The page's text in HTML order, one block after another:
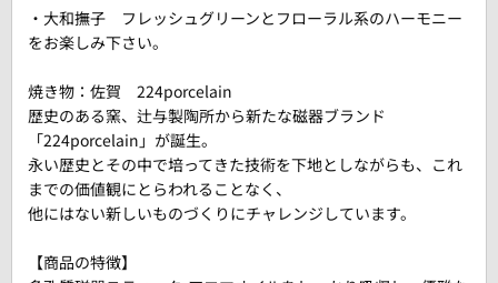
・大和撫子 フレッシュグリーンとフローラル系のハーモニー
をお楽しみ下さい。
焼き物：佐賀 224porcelain
歴史のある窯、辻与製陶所から新たな磁器ブランド
「224porcelain」が誕生。
永い歴史とその中で培ってきた技術を下地としながらも、これ
までの価値観にとらわれることなく、
他にはない新しいものづくりにチャレンジしています。
【商品の特徴】